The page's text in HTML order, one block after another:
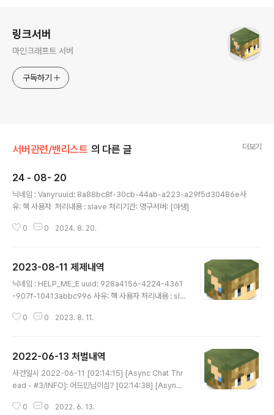
링크서버
마인크래프트 서버
구독하기
서버관련/밴리스트 의 다른 글 더보기
24 - 08- 20
닉네임 : Vanyruuid: 8a88bc8f-30cb-44ab-a223-a29f5d30486e사
유: 핵 사용자 처리내용 : slave 처리기간: 영구서버: [야생]
0 0 2024. 8. 20.
2023-08-11 제제내역
닉네임 : HELP_ME_E uuid: 928a4156-4224-4361
-907f-10413abbc996 사유: 핵 사용자 처리내용 : sla
4:58:04 INFO]: 엑스레이 가능? [14:58:34 INFO]: 어
ELP_ME_E lost connection: Flying is not enabled
on this server [14:59:43 INFO]: HELP_ME_E 님이
퇴장하셨습니다. [14:59:43 WARN]: HELP_ME_E wa
0 0 2023. 8. 11.
2022-06-13 처벌내역
사건일시 2022-06-11 [02:14:15] [Async Chat Thr
ead - #3/INFO]: 어드민님이심? [02:14:38] [Async
[02:15:21] [Async Chat Thread - #3/INFO]: 님 어
0 0 2022. 6. 13.